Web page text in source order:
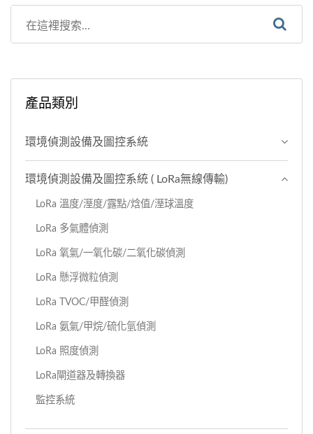
產品類別
環境偵測設備及圖控系統
環境偵測設備及圖控系統 ( LoRa無線傳輸)
LoRa 溫度/溼度/露點/焓值/溼球溫度
LoRa 多氣體偵測
LoRa 氧氣/一氧化碳/二氧化碳偵測
LoRa 懸浮微粒偵測
LoRa TVOC/甲醛偵測
LoRa 氨氣/甲烷/硫化氫偵測
LoRa 照度偵測
LoRa閘道器及轉換器
監控系統